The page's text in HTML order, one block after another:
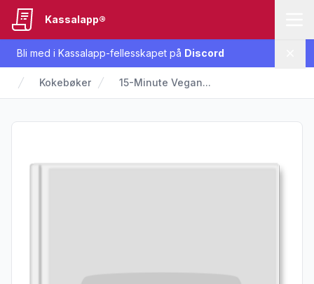
Bli med i Kassalapp-fellesskapet på Discord
Kassalapp®
Kokebøker 15-Minute Vegan...